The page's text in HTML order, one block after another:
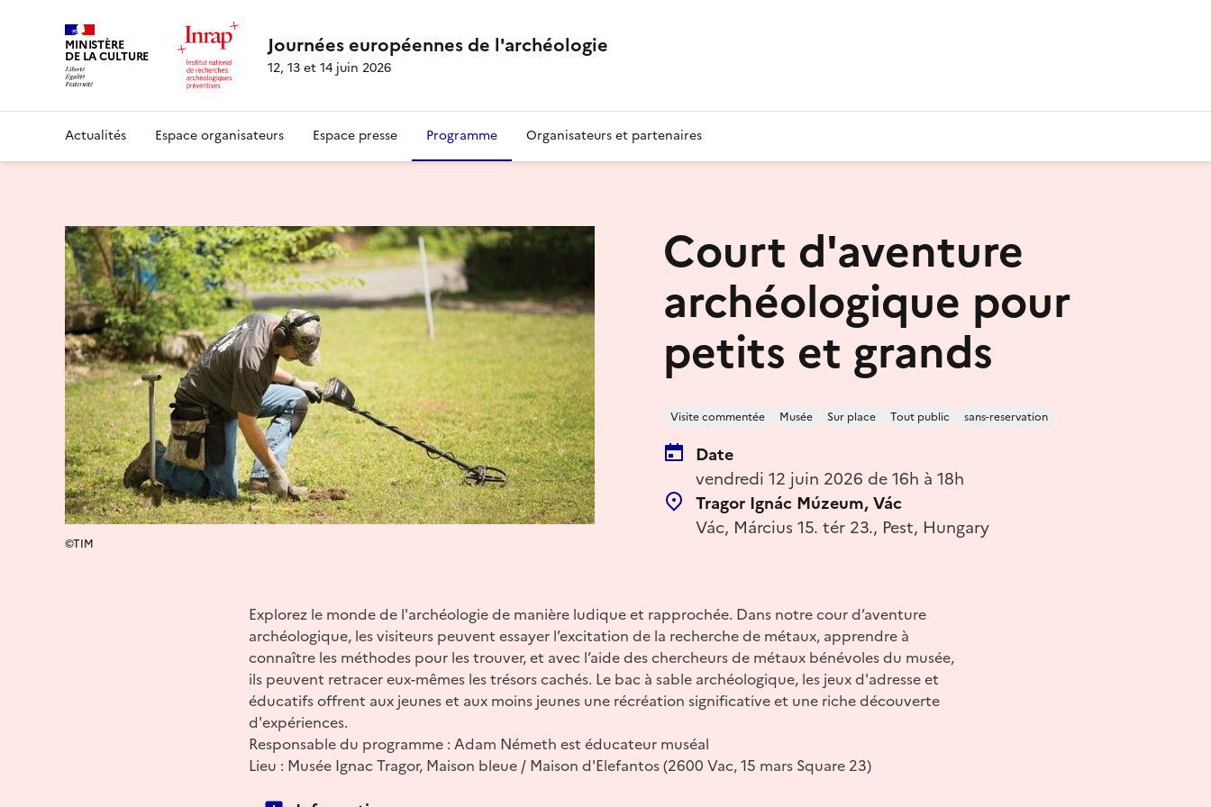
MINISTÈRE
DE LA CULTURE Journées européennes de l'archéologie
12, 13 et 14 juin 2026
Actualités Espace organisateurs Espace presse Programme Organisateurs et partenaires
Court d'aventure
archéologique pour
petits et grands
Visite commentée Musée Sur place Tout public sans-reservation
Date
vendredi 12 juin 2026 de 16h à 18h
Tragor Ignác Múzeum, Vác
Vác, Március 15. tér 23., Pest, Hungary
©TIM
Explorez le monde de l'archéologie de manière ludique et rapprochée. Dans notre cour d’aventure
archéologique, les visiteurs peuvent essayer l’excitation de la recherche de métaux, apprendre à
connaître les méthodes pour les trouver, et avec l’aide des chercheurs de métaux bénévoles du musée,
ils peuvent retracer eux-mêmes les trésors cachés. Le bac à sable archéologique, les jeux d'adresse et
éducatifs offrent aux jeunes et aux moins jeunes une récréation significative et une riche découverte
d'expériences.
Responsable du programme : Adam Németh est éducateur muséal
Lieu : Musée Ignac Tragor, Maison bleue / Maison d'Elefantos (2600 Vac, 15 mars Square 23)